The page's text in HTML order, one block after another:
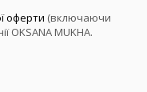
оферти (включаючи
OKSANA MUKHA.
оферти (включаючи
OKSANA MUKHA.